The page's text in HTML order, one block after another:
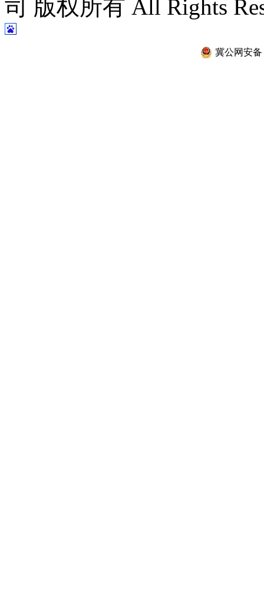
司 版权所有 All Rights
冀公网安备